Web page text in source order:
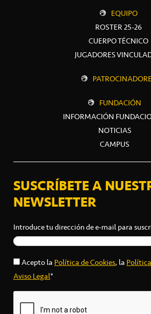
EQUIPO
ROSTER 25-26
CUERPO TÉCNICO
JUGADORES
FUNDACIÓN
INFORMACIÓN
NOTICIAS
CAMPUS
SUSCRÍBETE A
NEWSLETTER
Introduce tu dirección de e-mail para
Acepto la Política de Cookies, la
Aviso Legal*